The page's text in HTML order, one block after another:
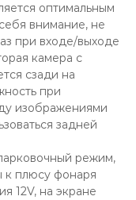
оптимальным
внимание, не
при входе/выходе
камера с
сзади на
при
изображениями
задней
режим,
к плюсу фонаря
12V, на экране